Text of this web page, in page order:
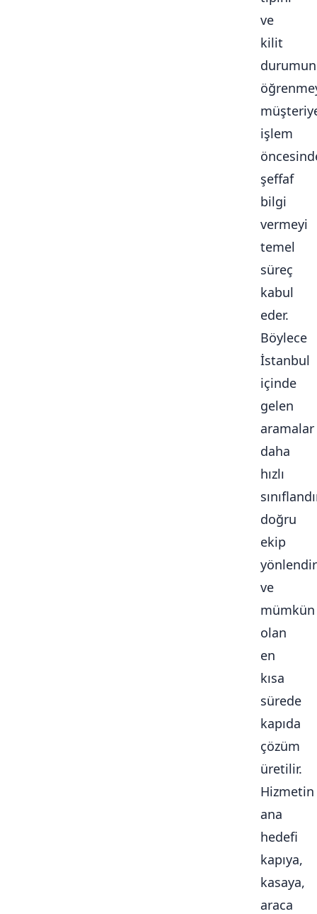
ve
kilit
işlem
şeffaf
bilgi
vermeyi
temel
süreç
kabul
eder.
Böylece
İstanbul
içinde
gelen
aramalar
daha
hızlı
doğru
ekip
ve
mümkün
olan
en
kısa
sürede
kapıda
çözüm
üretilir.
Hizmetin
ana
hedefi
kapıya,
kasaya,
araca